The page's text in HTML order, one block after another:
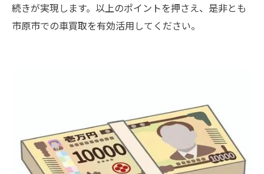
続きが実現します。以上のポイントを押さえ、是非とも
市原市での車買取を有効活用してください。